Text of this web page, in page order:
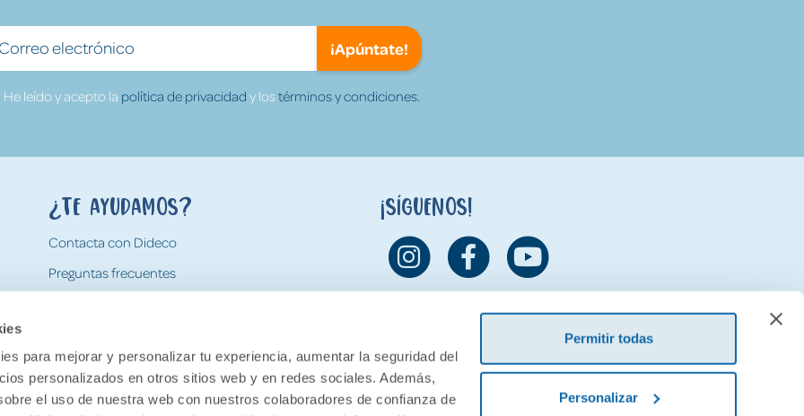
para mejorar y personalizar tu experiencia, aumentar la seguridad del
personalizados en otros sitios web y en redes sociales. Además,
el uso de nuestra web con nuestros colaboradores de confianza de
Permitir todas
Personalizar
¡Apúntate!
He leído y acepto la política de privacidad y lostérminos y condiciones.
¿Te ayudamos?
Contacta con Dideco
Preguntas frecuentes
Devoluciones
¡Síguenos!